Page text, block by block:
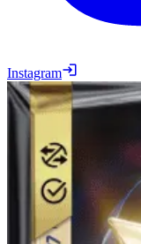
Instagram